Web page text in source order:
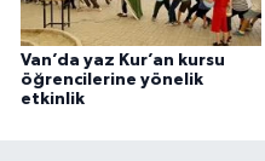
Van’da yaz Kur’an kursu
öğrencilerine yönelik
etkinlik